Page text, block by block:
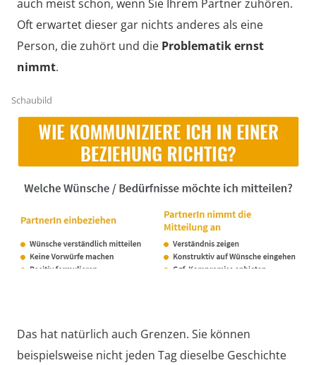
Schaubild
auch meist schon, wenn Sie Ihrem Partner zuhören.
Oft erwartet dieser gar nichts anderes als eine
Person, die zuhört und die Problematik ernst
nimmt.
Das hat natürlich auch Grenzen. Sie können
beispielsweise nicht jeden Tag dieselbe Geschichte